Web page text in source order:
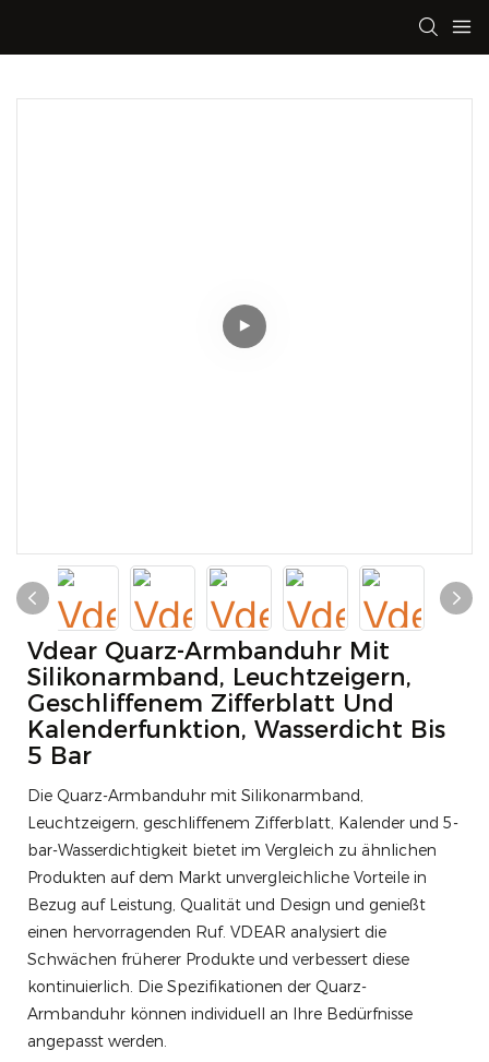
Vdear Quarz-Armbanduhr Mit
Silikonarmband, Leuchtzeigern,
Geschliffenem Zifferblatt Und
Kalenderfunktion, Wasserdicht Bis
5 Bar
Die Quarz-Armbanduhr mit Silikonarmband,
Leuchtzeigern, geschliffenem Zifferblatt, Kalender und 5-
bar-Wasserdichtigkeit bietet im Vergleich zu ähnlichen
Produkten auf dem Markt unvergleichliche Vorteile in
Bezug auf Leistung, Qualität und Design und genießt
einen hervorragenden Ruf. VDEAR analysiert die
Schwächen früherer Produkte und verbessert diese
kontinuierlich. Die Spezifikationen der Quarz-
Armbanduhr können individuell an Ihre Bedürfnisse
angepasst werden.